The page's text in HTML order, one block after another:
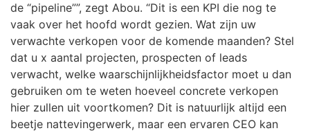
de “pipeline””, zegt Abou. “Dit is een KPI die nog te
vaak over het hoofd wordt gezien. Wat zijn uw
verwachte verkopen voor de komende maanden? Stel
dat u x aantal projecten, prospecten of leads
verwacht, welke waarschijnlijkheidsfactor moet u dan
gebruiken om te weten hoeveel concrete verkopen
hier zullen uit voortkomen? Dit is natuurlijk altijd een
beetje nattevingerwerk, maar een ervaren CEO kan